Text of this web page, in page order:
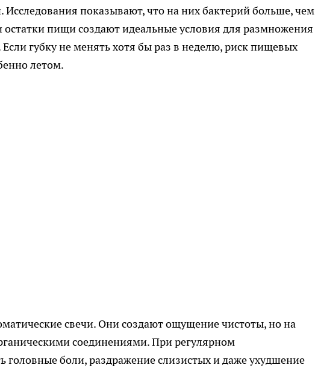
показывают, что на них бактерий больше, чем
остатки пищи создают идеальные условия для размножения
губку не менять хотя бы раз в неделю, риск пищевых
летом.
свечи. Они создают ощущение чистоты, но на
соединениями. При регулярном
головные боли, раздражение слизистых и даже ухудшение